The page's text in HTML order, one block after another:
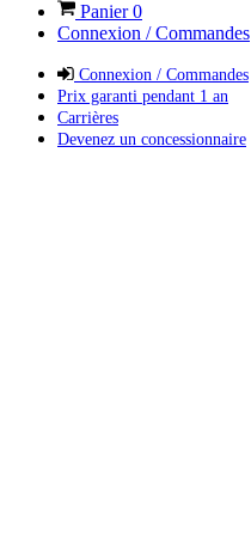
Panier0
Connexion / Commandes
Connexion / Commandes
Prix garanti pendant 1 an
Carrières
Devenez un concessionnaire